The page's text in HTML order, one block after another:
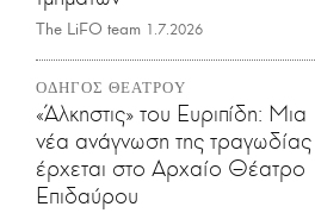
The LiFO team 1.7.2026
ΟΔΗΓΟΣ ΘΕΑΤΡΟΥ
«Άλκηστις» του Ευριπίδη: Μια
νέα ανάγνωση της τραγωδίας
έρχεται στο Αρχαίο Θέατρο
Επιδαύρου